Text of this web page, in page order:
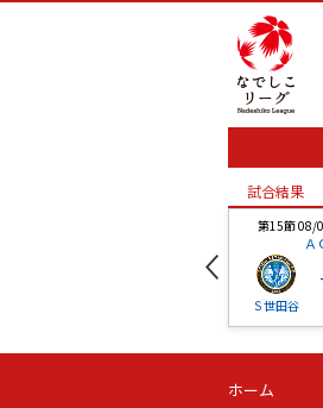
試合結果
第15節 08/
Ａ
Ｓ世田谷
第16節 09/
ニ
試合結果
ホーム